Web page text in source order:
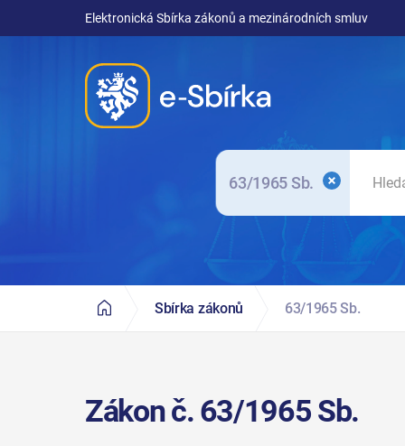
Elektronická Sbírka zákonů a mezinárodních smluv
63/1965 Sb.
Sbírka zákonů 63/1965 Sb.
Zákon č. 63/1965 Sb.